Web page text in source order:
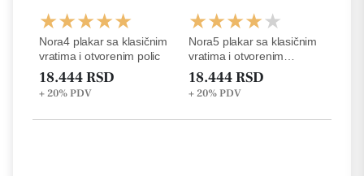
Nora4 plakar sa klasičnim
vratima i otvorenim polic
18.444 RSD
+ 20%PDV
Nora5 plakar sa klasičnim
vratima i otvorenim
policama
18.444 RSD
+ 20%PDV